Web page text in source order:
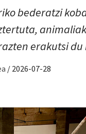
bederatzi
erakutsi du
/ 2026-07-28